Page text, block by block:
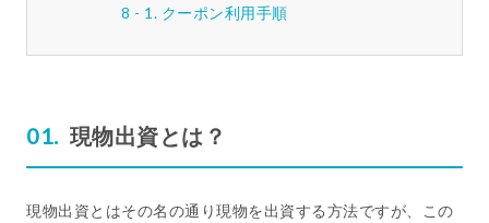
クーポン利用手順
現物出資とは？
現物出資とはその名の通り現物を出資する方法ですが、この